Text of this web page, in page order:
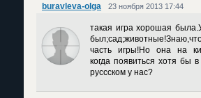
buravleva-olga 23 ноября 2013 17:44
такая игра хорошая
часть игры!Но она на
когда появиться хотя бы
руссском у нас?